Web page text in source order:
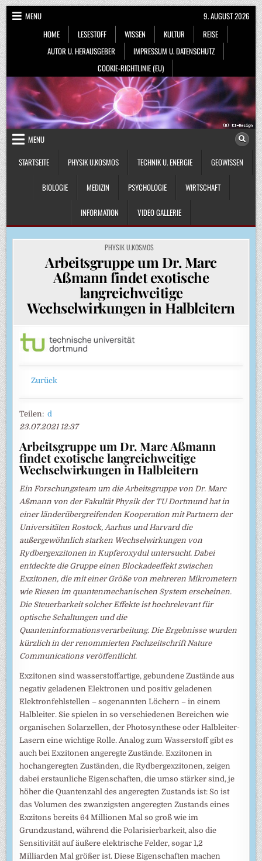
Skip
to
content
MENU
HOME
LESESTOFF WISSEN KULTUR
REISE
AUTOR U. HERAUSGEBER
IMPRESSUM U. DATENSCHUTZ
COOKIE-RICHTLINIE (EU)
9. AUGUST 2026
MENU
STARTSEITE
PHYSIK U.KOSMOS TECHNIK U. ENERGIE GEOWISSEN
BIOLOGIE MEDIZIN PSYCHOLOGIE WIRTSCHAFT
INFORMATION VIDEO GALLERIE
POSTED
IN
PHYSIK U.KOSMOS
Arbeitsgruppe um Dr. Marc
Aßmann findet exotische
langreichweitige
Wechselwirkungen in Halbleitern
Zurück
Teilen:d
23.07.2021 12:37
Arbeitsgruppe um Dr. Marc Aßmann
findet exotische langreichweitige
Wechselwirkungen in Halbleitern
Ein Forschungsteam um die Arbeitsgruppe von Dr. Marc
Aßmann von der Fakultät Physik der TU Dortmund hat in
einer länderübergreifenden Kooperation mit Partnern der
Universitäten Rostock, Aarhus und Harvard die
außergewöhnlich starken Wechselwirkungen von
Rydbergexzitonen in Kupferoxydul untersucht. Dabei
entdeckte die Gruppe einen Blockadeeffekt zwischen
Exzitonen, die mit einer Größe von mehreren Mikrometern
wie Riesen im quantenmechanischen System erscheinen.
Die Steuerbarkeit solcher Effekte ist hochrelevant für
optische Schaltungen und die
Quanteninformationsverarbeitung. Die Ergebnisse wurden
kürzlich in der renommierten Fachzeitschrift Nature
Communications veröffentlicht.
Exzitonen sind wasserstoffartige, gebundene Zustände aus
negativ geladenen Elektronen und positiv geladenen
Elektronfehlstellen – sogenannten Löchern – in einem
Halbleiter. Sie spielen in so verschiedenen Bereichen wie
organischen Solarzellen, der Photosynthese oder Halbleiter-
Lasern eine wichtige Rolle. Analog zum Wasserstoff gibt es
auch bei Exzitonen angeregte Zustände. Exzitonen in
hochangeregten Zuständen, die Rydbergexzitonen, zeigen
dabei erstaunliche Eigenschaften, die umso stärker sind, je
höher die Quantenzahl des angeregten Zustands ist: So ist
das Volumen des zwanzigsten angeregten Zustands eines
Exzitons bereits 64 Millionen Mal so groß wie im
Grundzustand, während die Polarisierbarkeit, also die
Sensitivität auf äußere elektrische Felder, sogar 1,2
Milliarden Mal größer ist. Diese Eigenschaften machen